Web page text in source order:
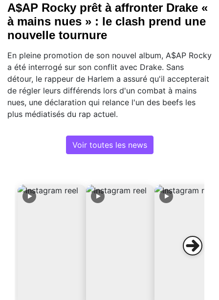
A$AP Rocky prêt à affronter Drake «
à mains nues » : le clash prend une
nouvelle tournure
En pleine promotion de son nouvel album, A$AP Rocky
a été interrogé sur son conflit avec Drake. Sans
détour, le rappeur de Harlem a assuré qu'il accepterait
de régler leurs différends lors d'un combat à mains
nues, une déclaration qui relance l'un des beefs les
plus médiatisés du rap actuel.
Voir toutes les news